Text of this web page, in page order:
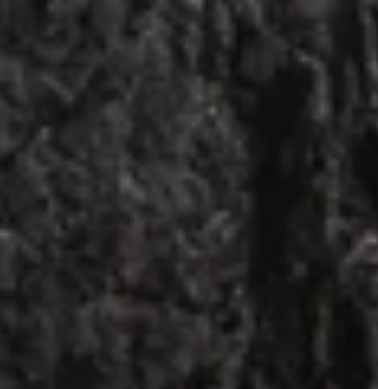
DER
noch kein Produkt ausgewählt.